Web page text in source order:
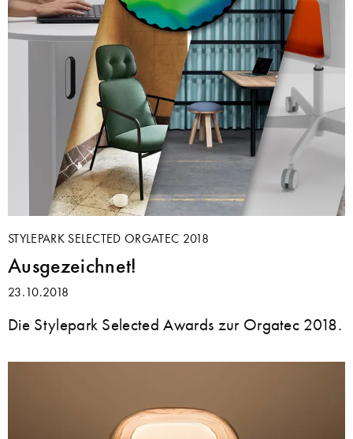
STYLEPARK SELECTED ORGATEC 2018
Ausgezeichnet!
23.10.2018
Die Stylepark Selected Awards zur Orgatec 2018.